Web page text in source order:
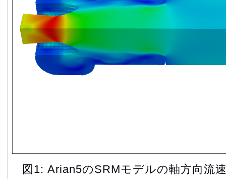
図1: Arian5のSRMモデルの軸方向流